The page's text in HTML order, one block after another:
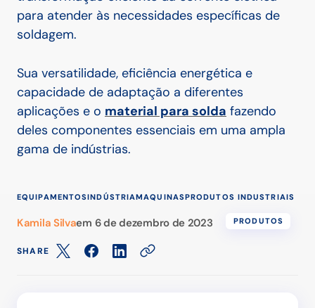
para atender às necessidades específicas de
soldagem.
Sua versatilidade, eficiência energética e
capacidade de adaptação a diferentes
aplicações e o material para solda fazendo
deles componentes essenciais em uma ampla
gama de indústrias.
EQUIPAMENTOSINDÚSTRIAMAQUINASPRODUTOS INDUSTRIAIS
Kamila Silvaem 6 de dezembro de 2023 PRODUTOS
SHARE